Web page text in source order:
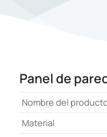
Panel de
Nombre del
Material